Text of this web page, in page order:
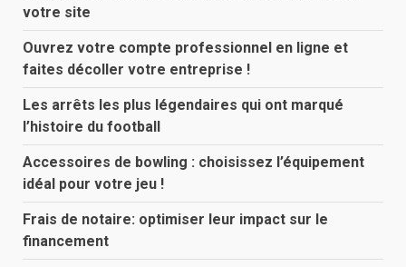
votre site
Ouvrez votre compte professionnel en ligne et
faites décoller votre entreprise !
Les arrêts les plus légendaires qui ont marqué
l’histoire du football
Accessoires de bowling : choisissez l’équipement
idéal pour votre jeu !
Frais de notaire: optimiser leur impact sur le
financement